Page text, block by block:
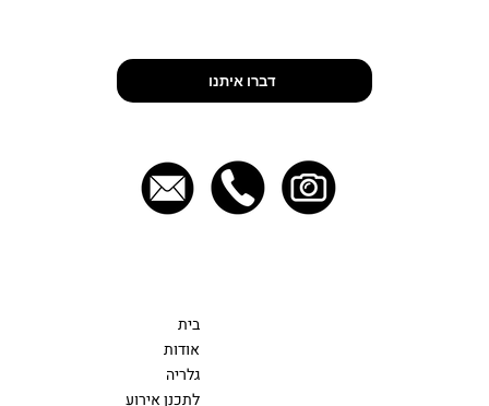
דברו איתנו
בית
אודות
גלריה
לתכנן אירוע